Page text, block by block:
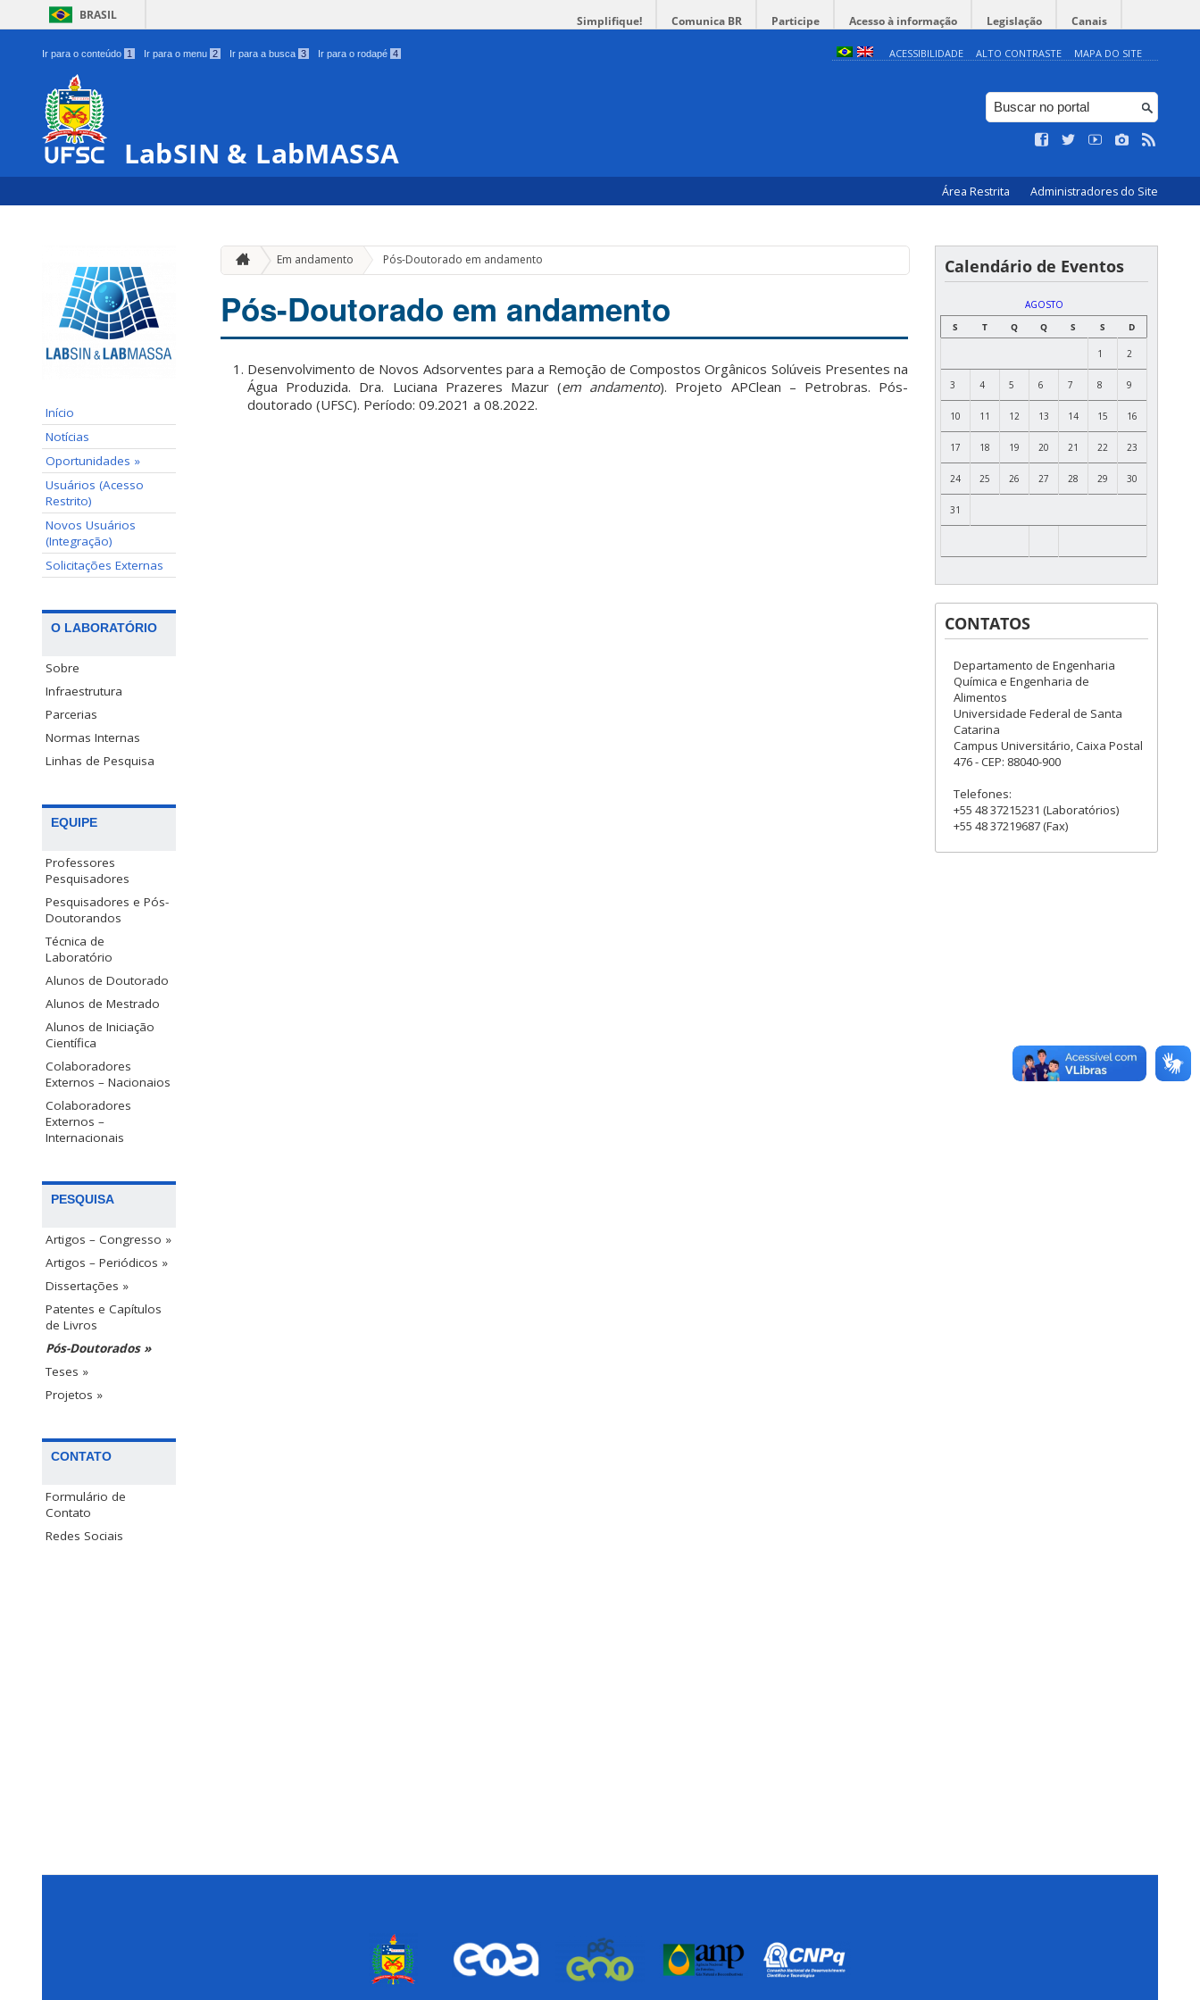
BRASIL Simplifique! Comunica BR Participe Acesso à informação Legislação Canais
Ir para o conteúdo 1 Ir para o menu 2 Ir para a busca 3 Ir para o rodapé 4 ACESSIBILIDADE ALTO CONTRASTE MAPA DO SITE
LabSIN & LabMASSA
Área Restrita Administradores do Site
Início
Notícias
Oportunidades »
Usuários (Acesso
Restrito)
Novos Usuários
(Integração)
Solicitações Externas
O LABORATÓRIO
Sobre
Infraestrutura
Parcerias
Normas Internas
Linhas de Pesquisa
EQUIPE
Professores
Pesquisadores
Pesquisadores e Pós-
Doutorandos
Técnica de
Laboratório
Alunos de Doutorado
Alunos de Mestrado
Alunos de Iniciação
Científica
Colaboradores
Externos – Nacionaios
Colaboradores
Externos –
Internacionais
PESQUISA
Artigos – Congresso »
Artigos – Periódicos »
Dissertações »
Patentes e Capítulos
de Livros
Pós-Doutorados »
Teses »
Projetos »
CONTATO
Formulário de
Contato
Redes Sociais
Em andamento Pós-Doutorado em andamento
Pós-Doutorado em andamento
Desenvolvimento de Novos Adsorventes para a Remoção de Compostos Orgânicos Solúveis Presentes na
Água Produzida. Dra. Luciana Prazeres Mazur (em andamento). Projeto APClean – Petrobras. Pós-
doutorado (UFSC). Período: 09.2021 a 08.2022.
Calendário de Eventos
AGOSTO
S
T Q Q S S D
1 2
3 4 5 6 7 8 9
10 11 12 13 14 15 16
17 18 19 20 21 22 23
24 25 26 27 28 29 30
31
CONTATOS
Departamento de Engenharia
Química e Engenharia de
Alimentos
Universidade Federal de Santa
Catarina
Campus Universitário, Caixa Postal
476 - CEP: 88040-900
Telefones:
+55 48 37215231 (Laboratórios)
+55 48 37219687 (Fax)